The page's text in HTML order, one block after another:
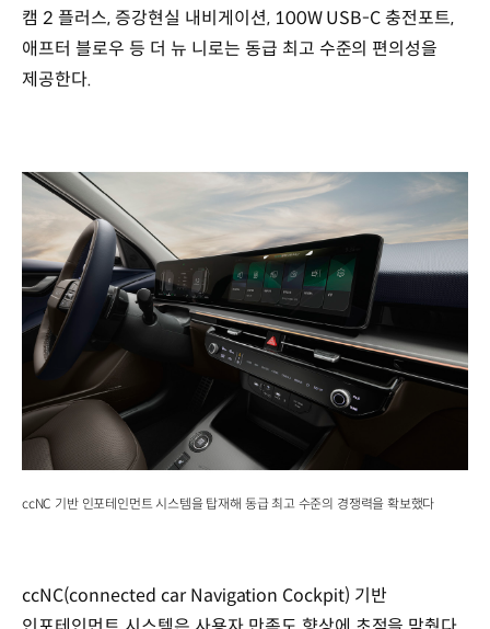
캠 2 플러스, 증강현실 내비게이션, 100W USB-C 충전포트,
애프터 블로우 등 더 뉴 니로는 동급 최고 수준의 편의성을
제공한다.
ccNC 기반 인포테인먼트 시스템을 탑재해 동급 최고 수준의 경쟁력을 확보했다
ccNC(connected car Navigation Cockpit) 기반